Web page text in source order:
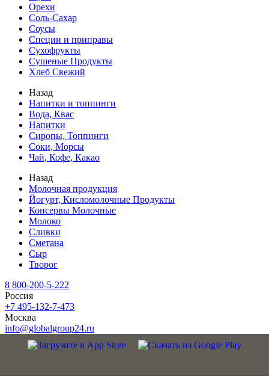
Орехи
Соль-Сахар
Соусы
Специи и приправы
Сухофрукты
Сушеные Продукты
Хлеб Свежий
Назад
Напитки и топпинги
Вода, Квас
Напитки
Сиропы, Топпинги
Соки, Морсы
Чай, Кофе, Какао
Назад
Молочная продукция
Йогурт, Кисломолочные Продукты
Консервы Молочные
Молоко
Сливки
Сметана
Сыр
Творог
8 800-200-5-222
Россия
+7 495-132-7-473
Москва
info@globalgroup24.ru